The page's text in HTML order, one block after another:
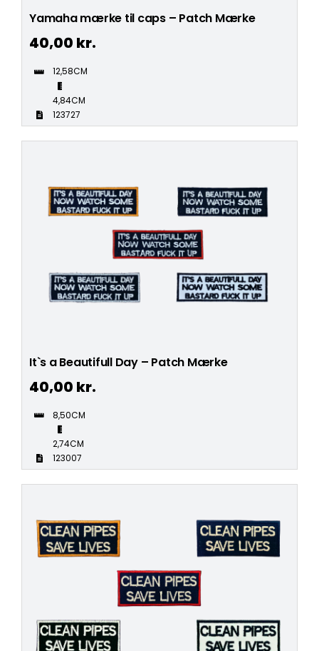
Yamaha mærke til caps – Patch Mærke
40,00 kr.
12,58CM
4,84CM
123727
It`s a Beautifull Day – Patch Mærke
40,00 kr.
8,50CM
2,74CM
123007